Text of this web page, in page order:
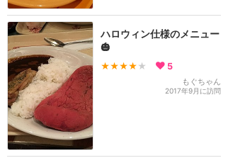
ハロウィン仕様のメニュー
🎃
★★★★ ★ 5
もぐちゃん
2017年9月に訪問